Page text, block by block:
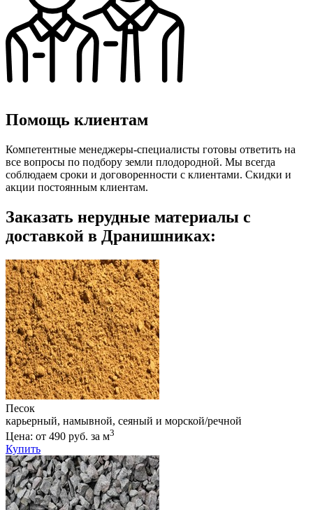
Помощь клиентам
Компетентные менеджеры-специалисты готовы ответить на
все вопросы по подбору земли плодородной. Мы всегда
соблюдаем сроки и договоренности с клиентами. Скидки и
акции постоянным клиентам.
Заказать нерудные материалы с
доставкой в Дранишниках:
Песок
карьерный, намывной, сеяный и морской/речной
Цена: от 490 руб. за м3
Купить